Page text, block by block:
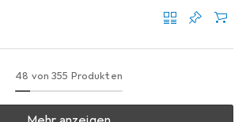
48 von 355 Produkten